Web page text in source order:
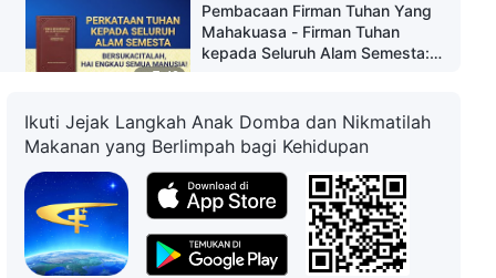
7:42
Pembacaan Firman Tuhan Yang
Mahakuasa - Firman Tuhan
kepada Seluruh Alam Semesta:
18:01
Firman Tuhan | "Perkataan
Tuhan kepada Seluruh Alam
Semesta: Perkataan Kedua
Puluh Enam"
Firman Tuhan | "Perkataan
Tuhan kepada Seluruh Alam
Ikuti Jejak Langkah Anak Domba dan Nikmatilah
Makanan yang Berlimpah bagi Kehidupan